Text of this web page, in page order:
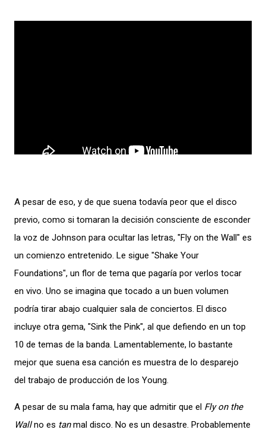
A pesar de eso, y de que suena todavía peor que el disco
previo, como si tomaran la decisión consciente de esconder
la voz de Johnson para ocultar las letras, "Fly on the Wall" es
un comienzo entretenido. Le sigue "Shake Your
Foundations", un flor de tema que pagaría por verlos tocar
en vivo. Uno se imagina que tocado a un buen volumen
podría tirar abajo cualquier sala de conciertos. El disco
incluye otra gema, "Sink the Pink", al que defiendo en un top
10 de temas de la banda. Lamentablemente, lo bastante
mejor que suena esa canción es muestra de lo desparejo
del trabajo de producción de los Young.
A pesar de su mala fama, hay que admitir que el Fly on the
Wallno es tanmal disco. No es un desastre. Probablemente